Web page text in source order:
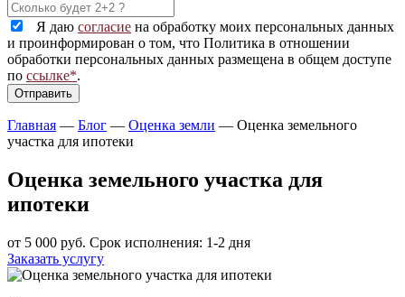
Я даю согласие на обработку моих персональных данных
и проинформирован о том, что Политика в отношении
обработки персональных данных размещена в общем доступе
по ссылке*.
Главная — Блог — Оценка земли — Оценка земельного
участка для ипотеки
Оценка земельного участка для
ипотеки
от 5 000 руб. Срок исполнения: 1-2 дня
Заказать услугу